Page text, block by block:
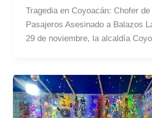
Tragedia en Coyoacán: Chofer
Pasajeros Asesinado a Balazos
29 de noviembre, la alcaldía